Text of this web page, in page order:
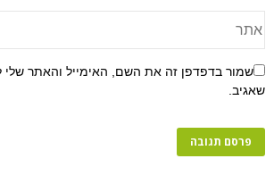
שמור בדפדפן זה את השם, האימייל והאתר
שאגיב.